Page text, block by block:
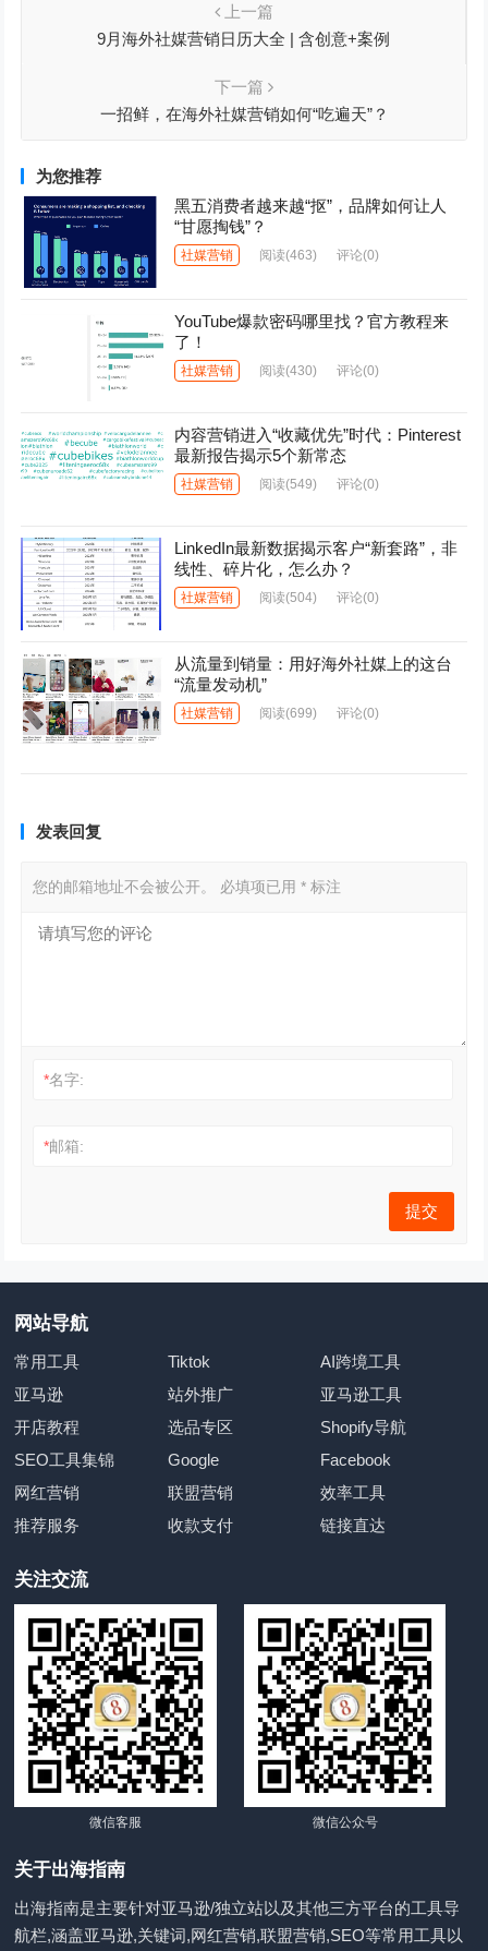
上一篇
9月海外社媒营销日历大全 | 含创意+案例
下一篇
一招鲜，在海外社媒营销如何“吃遍天”？
为您推荐
黑五消费者越来越“抠”，品牌如何让人
“甘愿掏钱”？
社媒营销 阅读(463) 评论(0)
YouTube爆款密码哪里找？官方教程来
了！
社媒营销 阅读(430) 评论(0)
内容营销进入“收藏优先”时代：Pinterest
最新报告揭示5个新常态
社媒营销 阅读(549) 评论(0)
LinkedIn最新数据揭示客户“新套路”，非
线性、碎片化，怎么办？
社媒营销 阅读(504) 评论(0)
从流量到销量：用好海外社媒上的这台
“流量发动机”
社媒营销 阅读(699) 评论(0)
发表回复
您的邮箱地址不会被公开。 必填项已用* 标注
*名字:
*邮箱:
网站导航
常用工具 Tiktok
AI跨境工具
亚马逊
站外推广
亚马逊工具
开店教程
选品专区
Shopify导航
SEO工具集锦
Google
Facebook
网红营销
联盟营销
效率工具
推荐服务
收款支付 链接直达
关注交流
微信客服 微信公众号
关于出海指南
出海指南是主要针对亚马逊/独立站以及其他三方平台的工具导
航栏,涵盖亚马逊,关键词,网红营销,联盟营销,SEO等常用工具以